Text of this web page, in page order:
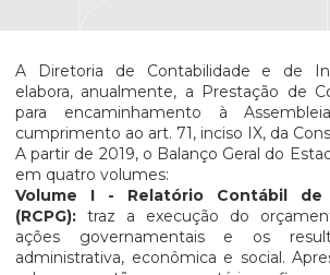
A Diretoria de Contabilidade e de
elabora, anualmente, a Prestação de
para encaminhamento à
cumprimento ao art. 71, inciso IX, da
A partir de 2019, o Balanço Geral do
em quatro volumes:
Volume I - Relatório Contábil de
(RCPG): traz a execução do
ações governamentais e os
administrativa, econômica e social.